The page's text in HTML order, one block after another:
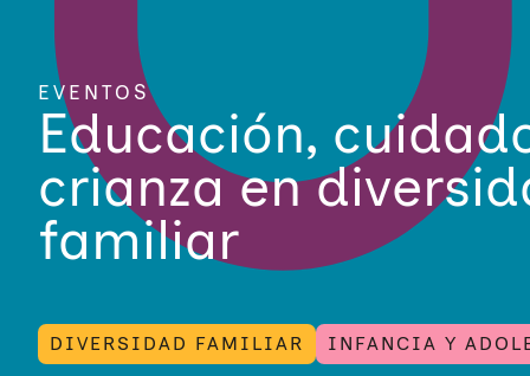
EVENTOS
Educación,
crianza en
familiar
DIVERSIDAD FAMILIAR INFANCIA Y